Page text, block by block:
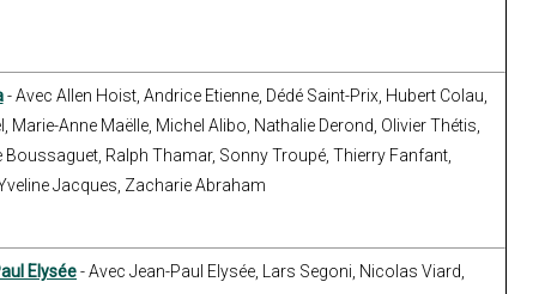
- Avec Allen Hoist, Andrice Etienne, Dédé Saint-Prix, Hubert Colau,
Marie-Anne Maëlle, Michel Alibo, Nathalie Derond, Olivier Thétis,
Ralph Thamar, Sonny Troupé, Thierry Fanfant,
Jacques, Zacharie Abraham
Elysée- Avec Jean-Paul Elysée, Lars Segoni, Nicolas Viard,